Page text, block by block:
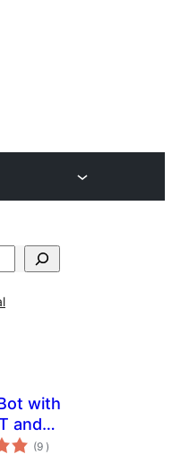
with
and
(9 aantal
beoordelingen
)